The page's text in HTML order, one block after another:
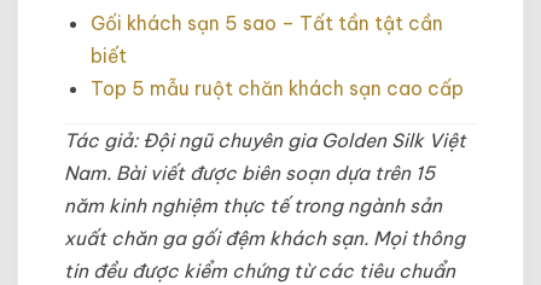
Gối khách sạn 5 sao – Tất tần tật cần
biết
Top 5 mẫu ruột chăn khách sạn cao cấp
Tác giả: Đội ngũ chuyên gia Golden Silk Việt
Nam. Bài viết được biên soạn dựa trên 15
năm kinh nghiệm thực tế trong ngành sản
xuất chăn ga gối đệm khách sạn. Mọi thông
tin đều được kiểm chứng từ các tiêu chuẩn